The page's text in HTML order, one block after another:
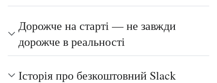
Дорожче на старті — не завжди
дорожче в реальності
Історія про безкоштовний Slack